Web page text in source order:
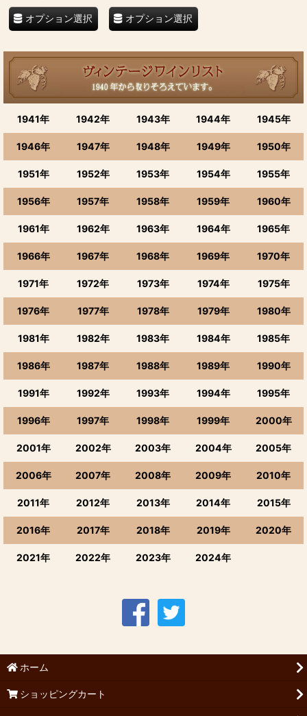
オプション選択 オプション選択
1941年 1942年 1943年 1944年 1945年
1946年 1947年 1948年 1949年 1950年
1951年 1952年 1953年 1954年 1955年
1956年 1957年 1958年 1959年 1960年
1961年 1962年 1963年 1964年 1965年
1966年 1967年 1968年 1969年 1970年
1971年 1972年 1973年 1974年 1975年
1976年 1977年 1978年 1979年 1980年
1981年 1982年 1983年 1984年 1985年
1986年 1987年 1988年 1989年 1990年
1991年 1992年 1993年 1994年 1995年
1996年 1997年 1998年 1999年 2000年
2001年 2002年 2003年 2004年 2005年
2006年 2007年 2008年 2009年 2010年
2011年 2012年 2013年 2014年 2015年
2016年 2017年 2018年 2019年 2020年
2021年 2022年 2023年 2024年
ホーム
ショッピングカート